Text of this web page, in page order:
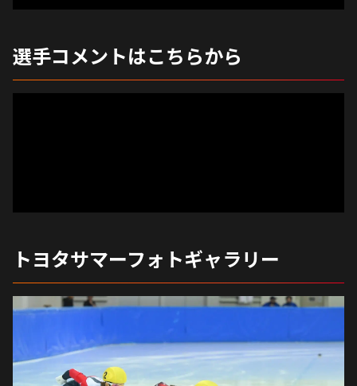
選手コメントはこちらから
トヨタサマーフォトギャラリー